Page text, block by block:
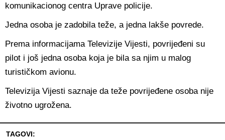
komunikacionog centra Uprave policije.
Jedna osoba je zadobila teže, a jedna lakše povrede.
Prema informacijama Televizije Vijesti, povrijeđeni su
pilot i još jedna osoba koja je bila sa njim u malog
turističkom avionu.
Televizija Vijesti saznaje da teže povrijeđene osoba nije
životno ugrožena.
TAGOVI: